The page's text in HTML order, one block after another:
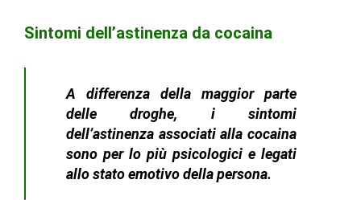
Sintomi dell’astinenza da cocaina
A differenza della maggior parte
delle droghe, i sintomi
dell’astinenza associati alla cocaina
sono per lo più psicologici e legati
allo stato emotivo della persona.